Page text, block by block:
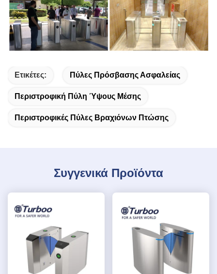
Ετικέτες: Πύλες Πρόσβασης Ασφαλείας
Περιστροφική Πύλη Ύψους Μέσης
Περιστροφικές Πύλες Βραχιόνων Πτώσης
Συγγενικά Προϊόντα